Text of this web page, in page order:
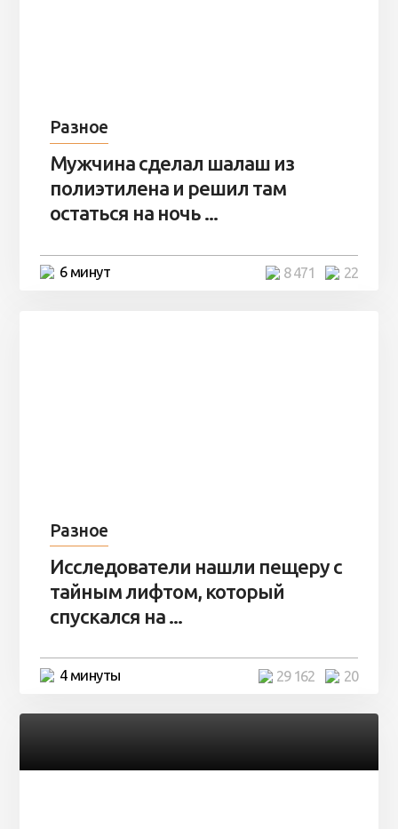
Разное
Мужчина сделал шалаш из
полиэтилена и решил там
остаться на ночь ...
6 минут 22
8 471
Разное
Исследователи нашли пещеру с
тайным лифтом, который
спускался на ...
4 минуты 20
29 162